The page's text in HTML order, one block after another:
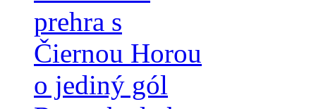
prehra s
Čiernou Horou
o jediný gól